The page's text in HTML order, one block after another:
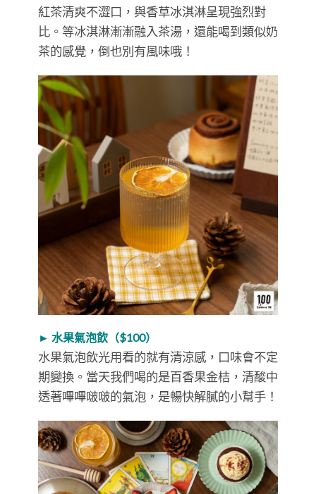
► 水果氣泡飲（$100）
水果氣泡飲光用看的就有清涼感，口味會不定
期變換。當天我們喝的是百香果金桔，清酸中
透著嗶嗶啵啵的氣泡，是暢快解膩的小幫手！
心室 Room of Heart 把輕食飲品跟塔羅占卜結
合在一起，店內還有許多精巧可愛的生活雜貨
供放鬆心情的友善空間，快來聊心也療心！
心室 Room of Heart